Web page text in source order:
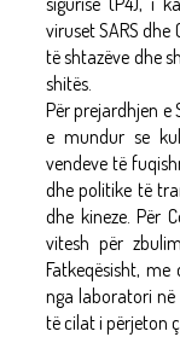
viruset SARS
të shtazëve dhe
shitës.
Për prejardhjen e
e mundur se
vendeve të
dhe politike të
dhe kineze. Për
vitesh për
Fatkeqësisht,
nga laboratori
të cilat i përjeton